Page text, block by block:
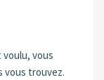
vous
vous trouvez.